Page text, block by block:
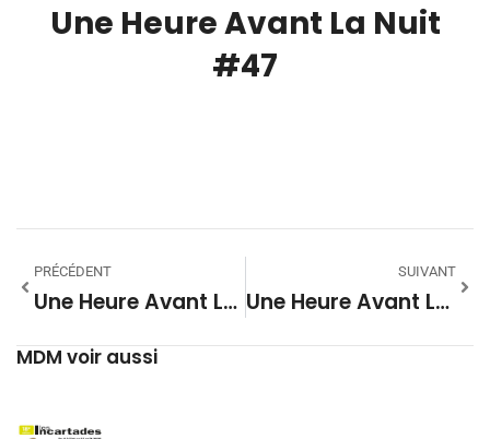
Une Heure Avant La Nuit
#47
PRÉCÉDENT
Une Heure Avant La Nuit #46
SUIVANT
Une Heure Avant La Nuit #48
MDM voir aussi